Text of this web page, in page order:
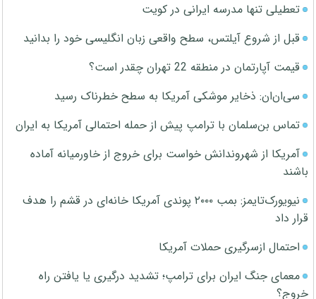
تعطیلی تنها مدرسه ایرانی در کویت
قبل از شروع آیلتس، سطح واقعی زبان انگلیسی خود را بدانید
قیمت آپارتمان در منطقه 22 تهران چقدر است؟
سی‌ان‌ان: ذخایر موشکی آمریکا به سطح خطرناک رسید
تماس بن‌سلمان با ترامپ پیش از حمله احتمالی آمریکا به ایران
آمریکا از شهروندانش خواست برای خروج از خاورمیانه آماده
باشند
نیویورک‌تایمز: بمب ۲۰۰۰ پوندی آمریکا خانه‌ای در قشم را هدف
قرار داد
احتمال ازسرگیری حملات آمریکا
معمای جنگ ایران برای ترامپ؛ تشدید درگیری یا یافتن راه
خروج؟